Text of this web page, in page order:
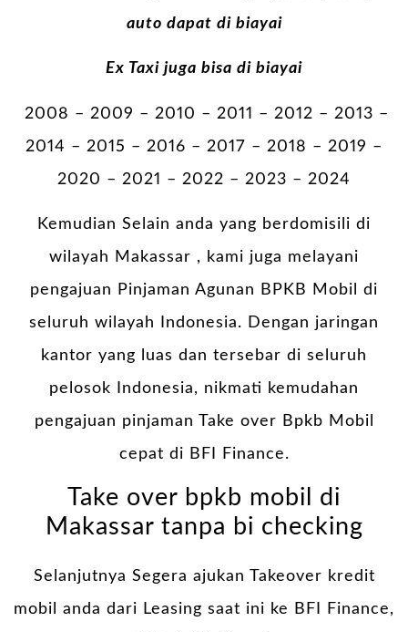
auto dapat di biayai
Ex Taxi juga bisa di biayai
2008 – 2009 – 2010 – 2011 – 2012 – 2013 –
2014 – 2015 – 2016 – 2017 – 2018 – 2019 –
2020 – 2021 – 2022 – 2023 – 2024
Kemudian Selain anda yang berdomisili di
wilayah Makassar , kami juga melayani
pengajuan Pinjaman Agunan BPKB Mobil di
seluruh wilayah Indonesia. Dengan jaringan
kantor yang luas dan tersebar di seluruh
pelosok Indonesia, nikmati kemudahan
pengajuan pinjaman Take over Bpkb Mobil
cepat di BFI Finance.
Take over bpkb mobil di
Makassar tanpa bi checking
Selanjutnya Segera ajukan Takeover kredit
mobil anda dari Leasing saat ini ke BFI Finance,